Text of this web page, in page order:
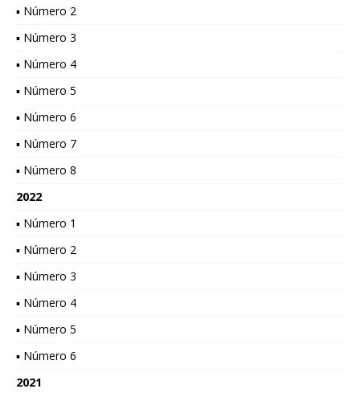
▪ Número 2
▪ Número 3
▪ Número 4
▪ Número 5
▪ Número 6
▪ Número 7
▪ Número 8
2022
▪ Número 1
▪ Número 2
▪ Número 3
▪ Número 4
▪ Número 5
▪ Número 6
2021